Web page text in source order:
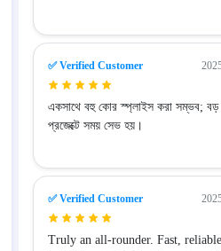
✅ Verified Customer
একসাথে বহু কোর স্প্লাইস করা সম্ভব; বড়
প্রজেক্টে সময় সেভ হয়।
✅ Verified Customer
Truly an all-rounder. Fast,